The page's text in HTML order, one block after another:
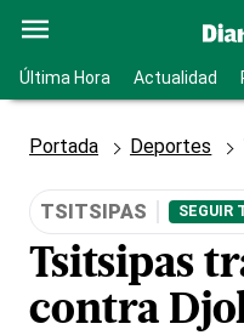
Última Hora Actualidad
Portada Deportes
TSITSIPAS SEGUIR
Tsitsipas
contra